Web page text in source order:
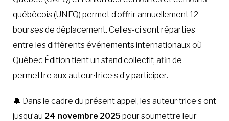
québécois (UNEQ) permet d’offrir annuellement 12
bourses de déplacement. Celles-ci sont réparties
entre les différents événements internationaux où
Québec Édition tient un stand collectif, afin de
permettre aux auteur·trice·s d’y participer.
🔔 Dans le cadre du présent appel, les auteur·trice·s ont
jusqu’au 24 novembre 2025 pour soumettre leur